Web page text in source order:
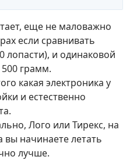
еще не маловажно
если сравнивать
лопасти), и одинаковой
грамм.
какая электроника у
и естественно
Лого или Тирекс, на
вы начинаете летать
лучше.